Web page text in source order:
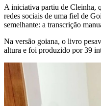
A iniciativa partiu de Cleinha,
redes sociais de uma fiel de
semelhante: a transcrição
Na versão goiana, o livro
altura e foi produzido por 39